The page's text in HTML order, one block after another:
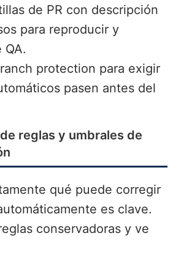
de PR con descripción
para reproducir y
QA.
protection para exigir
pasen antes del
reglas y umbrales de
qué puede corregir
es clave.
conservadoras y ve